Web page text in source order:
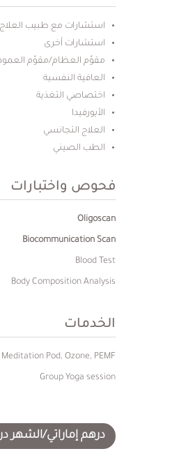
استشارات مع طبيب
استشارات أخرى
مقوِّم العظام/مقوِّم
العافية النفسية
اختصاصي التغذية
الأيورفيدا
العلاج التجانسي
الطب الصيني
فحوص واختبارات
Oligoscan
Biocommunication Scan
Blood Test
Body Composition Analysis
الخدمات
Pod, Ozone, PEMF
Group Yoga session
درهم إماراتي/الشهر